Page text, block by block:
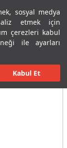
sosyal medya
etmek için
çerezleri kabul
ile ayarları
Kabul Et
Menü
Tüm Porselen